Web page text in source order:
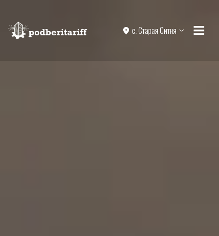
с. Старая Ситня